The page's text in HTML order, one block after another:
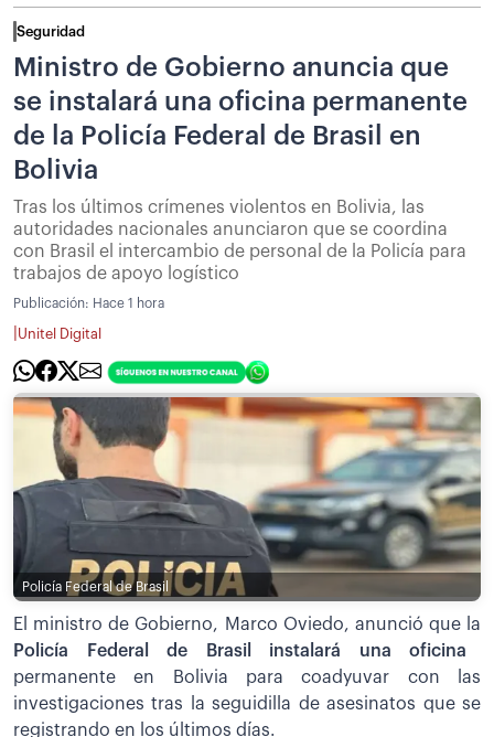
Seguridad
Ministro de Gobierno anuncia que
se instalará una oficina permanente
de la Policía Federal de Brasil en
Bolivia
Tras los últimos crímenes violentos en Bolivia, las
autoridades nacionales anunciaron que se coordina
con Brasil el intercambio de personal de la Policía para
trabajos de apoyo logístico
Publicación: Hace 1 hora
Unitel Digital
Policía Federal de Brasil
El ministro de Gobierno, Marco Oviedo, anunció que la
Policía Federal de Brasil instalará una oficina
permanente en Bolivia para coadyuvar con las
investigaciones tras la seguidilla de asesinatos que se
registrando en los últimos días.